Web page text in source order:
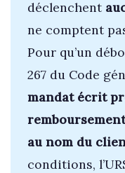
déclenchent
ne comptent
Pour qu’un
267 du Code
mandat écrit
au nom du
conditions,